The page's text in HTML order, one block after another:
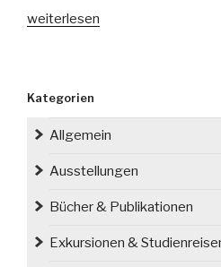
„Am
spielte
Górnik
im
des
Pokals
weiterlesen
Kategorien
Allgemein
Ausstellungen
Bücher & Publikationen
Exkursionen &